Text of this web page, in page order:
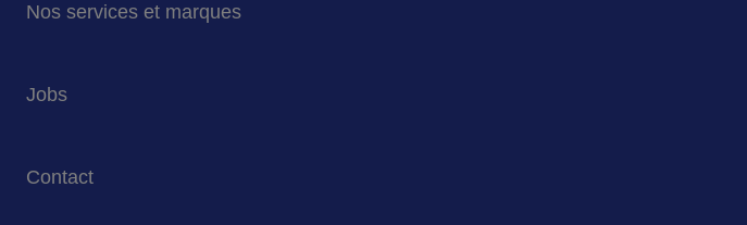
Notre mission et ambition
Nos services et marques
Nos marques
Jobs
Nos offres d'emploi
Contact